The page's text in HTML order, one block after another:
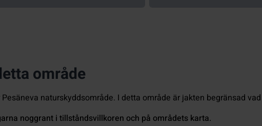
område
naturskyddsområde. I detta område är jakten begränsad
noggrant i tillståndsvillkoren och på områdets karta.